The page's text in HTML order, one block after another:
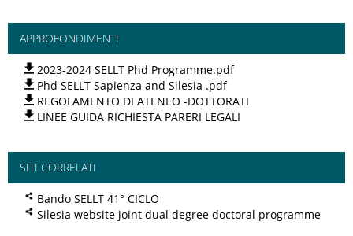
APPROFONDIMENTI
2023-2024 SELLT Phd Programme.pdf
Phd SELLT Sapienza and Silesia .pdf
REGOLAMENTO DI ATENEO -DOTTORATI
LINEE GUIDA RICHIESTA PARERI LEGALI
SITI CORRELATI
Bando SELLT 41° CICLO
Silesia website joint dual degree doctoral programme